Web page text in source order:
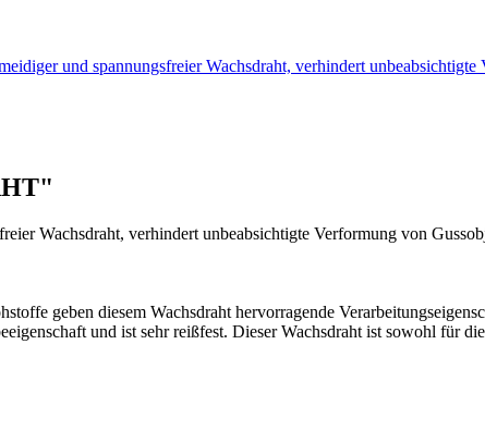
und spannungsfreier Wachsdraht, verhindert
Wachsdraht, verhindert unbeabsichtigte Verformung von
geben diesem Wachsdraht hervorragende
und ist sehr reißfest. Dieser Wachsdraht ist sowohl für